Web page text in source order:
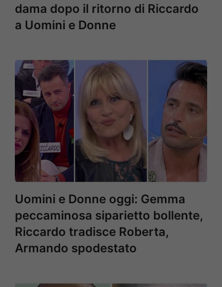
dama dopo il ritorno di Riccardo
a Uomini e Donne
Uomini e Donne oggi: Gemma
peccaminosa siparietto bollente,
Riccardo tradisce Roberta,
Armando spodestato